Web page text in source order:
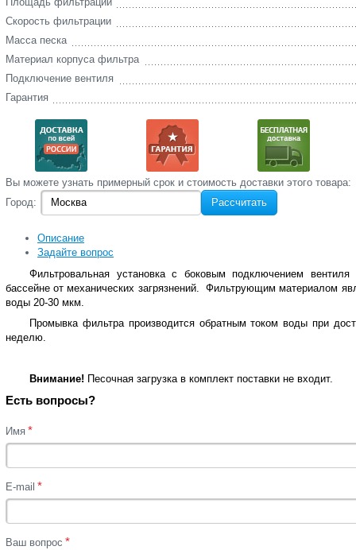
Скорость фильтрации
Масса песка
Материал корпуса фильтра
Подключение вентиля
Гарантия
Вы‌ можете‌ узнать‌ примерный срок и стоимость‌ доставки этого товара:
Город:
Рассчитать
Описание
Задайте вопрос
Фильтровальная установка с боковым подключением
бассейне от механических загрязнений. Фильтрующим материалом
воды 20-30 мкм.
Промывка фильтра производится обратным током воды при
неделю.
Внимание! Песочная загрузка в комплект поставки не входит.
Есть вопросы?
Имя *
E-mail *
Ваш вопрос *